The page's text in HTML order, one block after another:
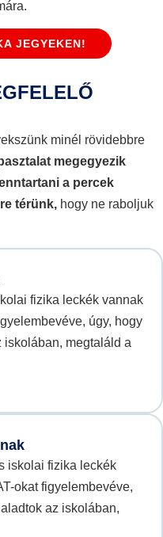
JEGYEKEN!
minél rövidebbre
megegyezik
a percek
térünk, hogy ne raboljuk
fizika leckék vannak
úgy, hogy
iskolában, megtaláld a
iskolai fizika leckék
okat figyelembevéve,
az iskolában,